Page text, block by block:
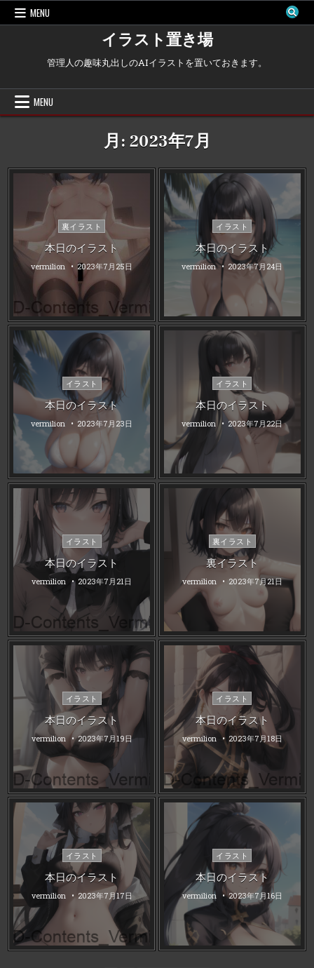
Skip
MENU
イラスト置き場
管理人の趣味丸出しのAIイラストを置いておきます。
MENU
月: 2023年7月
Posted
裏イラスト
本日のイラスト
vermilion 2023年7月25日
Posted
in
イラスト
本日のイラスト
vermilion 2023年7月24日
Posted
in
イラスト
本日のイラスト
vermilion 2023年7月23日
Posted
in
イラスト
本日のイラスト
vermilion 2023年7月22日
Posted
in
イラスト
本日のイラスト
vermilion 2023年7月21日
Posted
in
裏イラスト
裏イラスト
vermilion 2023年7月21日
Posted
in
イラスト
本日のイラスト
vermilion 2023年7月19日
Posted
イラスト
本日のイラスト
vermilion 2023年7月18日
Posted
in
イラスト
本日のイラスト
vermilion 2023年7月17日
Posted
in
イラスト
本日のイラスト
vermilion 2023年7月16日